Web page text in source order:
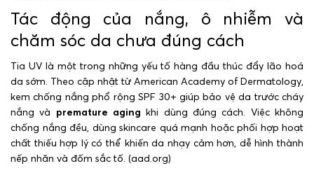
Tác động của nắng, ô nhiễm và
chăm sóc da chưa đúng cách
Tia UV là một trong những yếu tố hàng đầu thúc đẩy lão hoá
da sớm. Theo cập nhật từ American Academy of Dermatology,
kem chống nắng phổ rộng SPF 30+ giúp bảo vệ da trước cháy
nắng và premature aging khi dùng đúng cách. Việc không
chống nắng đều, dùng skincare quá mạnh hoặc phối hợp hoạt
chất thiếu hợp lý có thể khiến da nhạy cảm hơn, dễ hình thành
nếp nhăn và đốm sắc tố. (aad.org)